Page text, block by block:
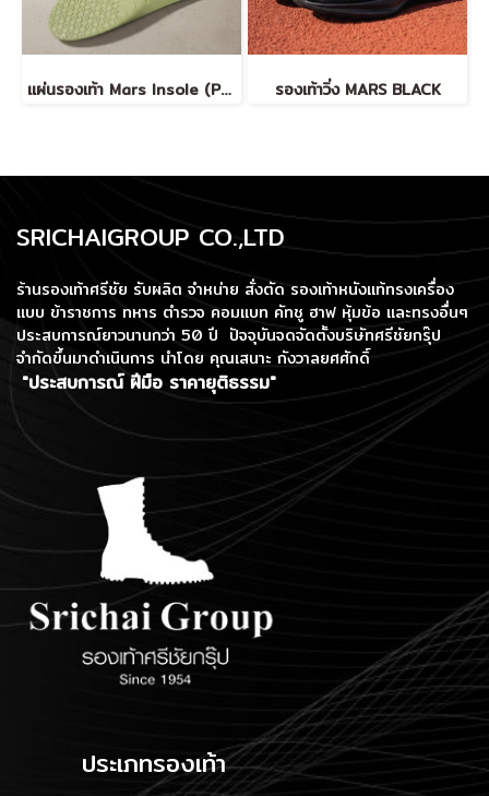
แผ่นรองเท้า Mars Insole (Pronated Foot) สำหรับคนเดินแล้วเท้าบิดเข้าด้านใน / อุ้งเท้าสูงเล็กน้อย รองเท้าวิ่ง MARS BLACK
SRICHAIGROUP CO.,LTD
ร้านรองเท้าศรีชัย รับผลิต จำหน่าย สั่งตัด รองเท้าหนังแท้ทรงเครื่อง
แบบ ข้าราชการ ทหาร ตำรวจ คอมแบท คัทชู ฮาฟ หุ้มข้อ และทรงอื่นๆ
ประสบการณ์ยาวนานกว่า 50 ปี ปัจจุบันจดจัดตั้งบริษัทศรีชัยกรุ๊ป
จำกัดขึ้นมาดำเนินการ นำโดย คุณเสนาะ กังวาลยศศักดิ์
"ประสบการณ์ ฝีมือ ราคายุติธรรม"
ประเภทรองเท้า